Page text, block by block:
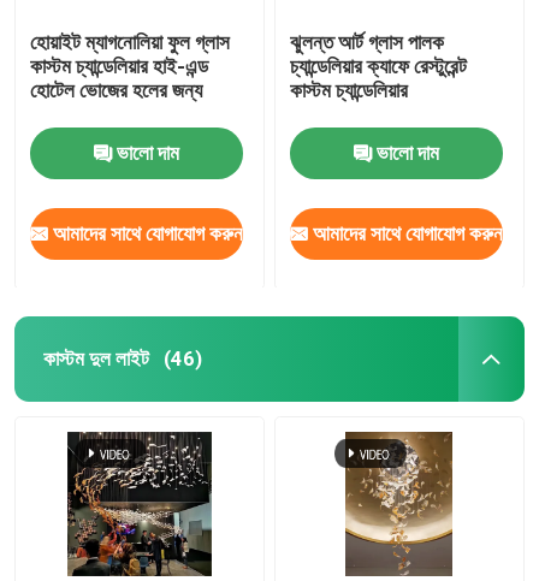
হোয়াইট ম্যাগনোলিয়া ফুল গ্লাস
কাস্টম চ্যান্ডেলিয়ার হাই-এন্ড
হোটেল ভোজের হলের জন্য
ভালো দাম
আমাদের সাথে যোগাযোগ করুন
ঝুলন্ত আর্ট গ্লাস পালক
চ্যান্ডেলিয়ার ক্যাফে রেস্টুরেন্ট
কাস্টম চ্যান্ডেলিয়ার
ভালো দাম
আমাদের সাথে যোগাযোগ করুন
কাস্টম দুল লাইট (46)